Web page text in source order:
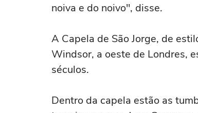
noiva e do noivo", disse.
A Capela de São Jorge, de
Windsor, a oeste de Londres,
séculos.
Dentro da capela estão as